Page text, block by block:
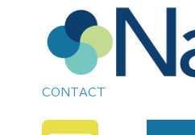
CONTACT